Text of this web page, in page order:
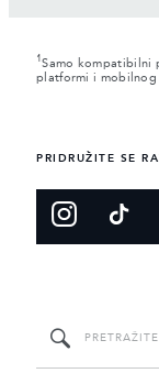
1Samo kompatibilni
platformi i mobilnog
PRIDRUŽITE SE